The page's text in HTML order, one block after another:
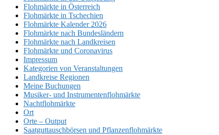
Flohmärkte in Österreich
Flohmärkte in Tschechien
Flohmärkte Kalender 2026
Flohmärkte nach Bundesländern
Flohmärkte nach Landkreisen
Flohmärkte und Coronavirus
Impressum
Kategorien von Veranstaltungen
Landkreise Regionen
Meine Buchungen
Musiker- und Instrumentenflohmärkte
Nachtflohmärkte
Ort
Orte – Output
Saatguttauschbörsen und Pflanzenflohmärkte